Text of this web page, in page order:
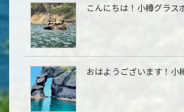
こんにちは！小樽グラス
おはようございます！小